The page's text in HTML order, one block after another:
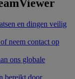
en dingen veilig
neem contact op
ons globale
bereikt door